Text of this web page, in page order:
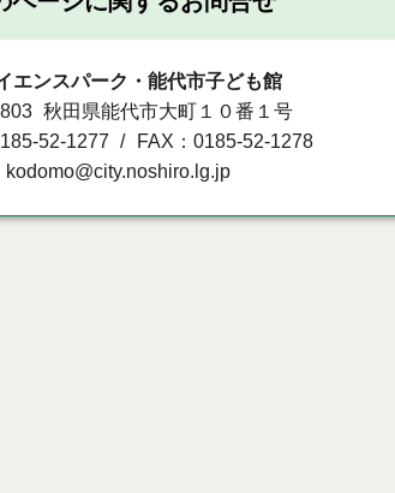
エンスパーク・能代市子ども館
秋田県能代市大町１０番１号
52-1277
FAX：0185-52-1278
kodomo@city.noshiro.lg.jp